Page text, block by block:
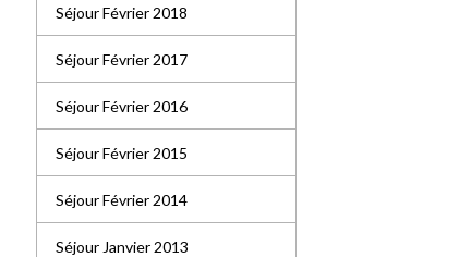
Séjour Février 2018
Séjour Février 2017
Séjour Février 2016
Séjour Février 2015
Séjour Février 2014
Séjour Janvier 2013